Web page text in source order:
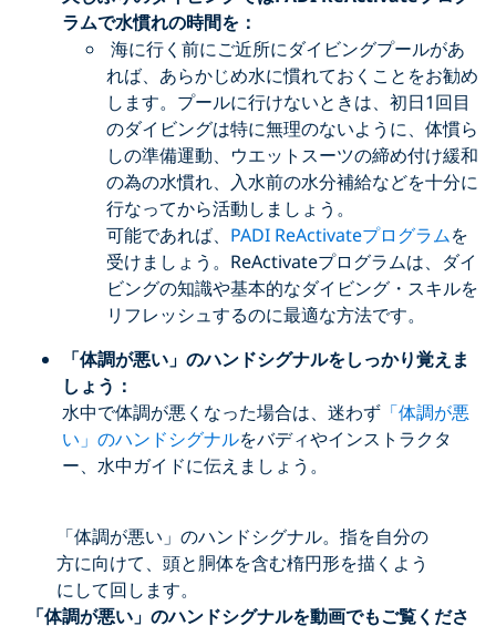
ラムで水慣れの時間を：
海に行く前にご近所にダイビングプールがあ
れば、あらかじめ水に慣れておくことをお勧め
します。プールに行けないときは、初日1回目
のダイビングは特に無理のないように、体慣ら
しの準備運動、ウエットスーツの締め付け緩和
の為の水慣れ、入水前の水分補給などを十分に
行なってから活動しましょう。
可能であれば、 PADI ReActivateプログラムを
受けましょう。ReActivateプログラムは、ダイ
ビングの知識や基本的なダイビング・スキルを
リフレッシュするのに最適な方法です。
「体調が悪い」のハンドシグナルをしっかり覚えま
しょう：
水中で体調が悪くなった場合は、迷わず 「体調が悪
い」のハンドシグナルをバディやインストラクタ
ー、水中ガイドに伝えましょう。
「体調が悪い」のハンドシグナル。指を自分の
方に向けて、頭と胴体を含む楕円形を描くよう
にして回します。
「体調が悪い」のハンドシグナルを動画でもご覧くださ